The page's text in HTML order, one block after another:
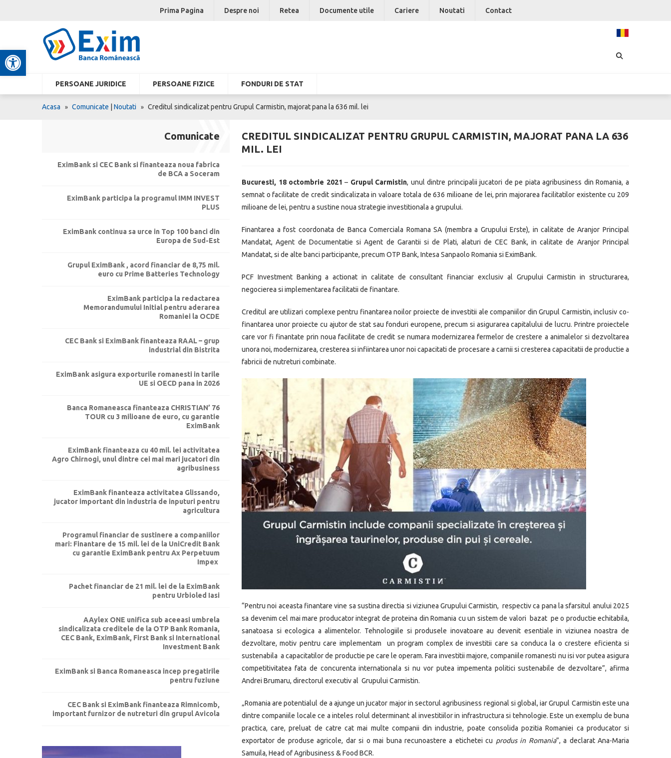
Deschide bara de unelte
Prima Pagina Despre noi Retea Documente utile Cariere Noutati Contact
PERSOANE JURIDICE PERSOANE FIZICE FONDURI DE STAT
Acasa Comunicate Noutati Creditul sindicalizat pentru Grupul Carmistin, majorat pana la 636 mil. lei
Comunicate
EximBank si CEC Bank si finanteaza noua fabrica
de BCA a Soceram
EximBank participa la programul IMM INVEST
PLUS
EximBank continua sa urce in Top 100 banci din
Europa de Sud-Est
Grupul EximBank , acord financiar de 8,75 mil.
euro cu Prime Batteries Technology
EximBank participa la redactarea
Memorandumului Initial pentru aderarea
Romaniei la OCDE
CEC Bank si EximBank finanteaza RAAL – grup
industrial din Bistrita
EximBank asigura exporturile romanesti in tarile
UE si OECD pana in 2026
Banca Romaneasca finanteaza CHRISTIAN’ 76
TOUR cu 3 milioane de euro, cu garantie
EximBank
EximBank finanteaza cu 40 mil. lei activitatea
Agro Chirnogi, unul dintre cei mai mari jucatori din
agribusiness
EximBank finanteaza activitatea Glissando,
jucator important din industria de inputuri pentru
agricultura
Programul financiar de sustinere a companiilor
mari: Finantare de 15 mil. lei de la UniCredit Bank
cu garantie EximBank pentru Ax Perpetuum
Impex
Pachet financiar de 21 mil. lei de la EximBank
pentru Urbioled Iasi
AAylex ONE unifica sub aceeasi umbrela
sindicalizata creditele de la OTP Bank Romania,
CEC Bank, EximBank, First Bank si International
Investment Bank
EximBank si Banca Romaneasca incep pregatirile
pentru fuziune
CEC Bank si EximBank finanteaza Rimnicomb,
important furnizor de nutreturi din grupul Avicola
CREDITUL SINDICALIZAT PENTRU GRUPUL CARMISTIN, MAJORAT PANA LA 636
MIL. LEI
Bucuresti, 18 octombrie 2021 – Grupul Carmistin, unul dintre principalii jucatori de pe piata agribusiness din Romania, a
semnat o facilitate de credit sindicalizata in valoare totala de 636 milioane de lei, prin majorarea facilitatilor existente cu 209
milioane de lei, pentru a sustine noua strategie investitionala a grupului.
Finantarea a fost coordonata de Banca Comerciala Romana SA (membra a Grupului Erste), in calitate de Aranjor Principal
Mandatat, Agent de Documentatie si Agent de Garantii si de Plati, alaturi de CEC Bank, in calitate de Aranjor Principal
Mandatat, si de alte banci participante, precum OTP Bank, Intesa Sanpaolo Romania si EximBank.
PCF Investment Banking a actionat in calitate de consultant financiar exclusiv al Grupului Carmistin in structurarea,
negocierea si implementarea facilitatii de finantare.
Creditul are utilizari complexe pentru finantarea noilor proiecte de investitii ale companiilor din Grupul Carmistin, inclusiv co-
finantarea unor proiecte cu ajutor de stat sau fonduri europene, precum si asigurarea capitalului de lucru. Printre proiectele
care vor fi finantate prin noua facilitate de credit se numara modernizarea fermelor de crestere a animalelor si dezvoltarea
unora noi, modernizarea, cresterea si infiintarea unor noi capacitati de procesare a carnii si cresterea capacitatii de productie a
fabricii de nutreturi combinate.
“Pentru noi aceasta finantare vine sa sustina directia si viziunea Grupului Carmistin, respectiv ca pana la sfarsitul anului 2025
sa devenim cel mai mare producator integrat de proteina din Romania cu un sistem de valori bazat pe o productie echitabila,
sanatoasa si ecologica a alimentelor. Tehnologiile si produsele inovatoare au devenit esentiale in viziunea noastra de
dezvoltare, motiv pentru care implementam un program complex de investitii care sa conduca la o crestere eficienta si
sustenabila a capacitatilor de productie pe care le operam. Fara investitii majore, companiile romanesti nu isi vor putea asigura
competitivitatea fata de concurenta internationala si nu vor putea impementa politici sustenabile de dezvoltare”, afirma
Andrei Brumaru, directorul executiv al Grupului Carmistin.
„Romania are potentialul de a ajunge un jucator major in sectorul agribusiness regional si global, iar Grupul Carmistin este una
dintre companiile locale ce a inteles rolul determinant al investitiilor in infrastructura si tehnologie. Este un exemplu de buna
practica, care, preluat de catre cat mai multe companii din industrie, poate consolida pozitia Romaniei ca producator si
exportator de produse agricole, dar si o mai buna recunoastere a etichetei cu produs in Romania”, a declarat Ana-Maria
Samuila, Head of Agribusiness & Food BCR.